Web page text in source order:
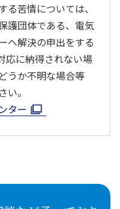
苦情については、
護団体である、電気
へ解決の申出をする
応に納得されない場
うか不明な場合等
。
ター